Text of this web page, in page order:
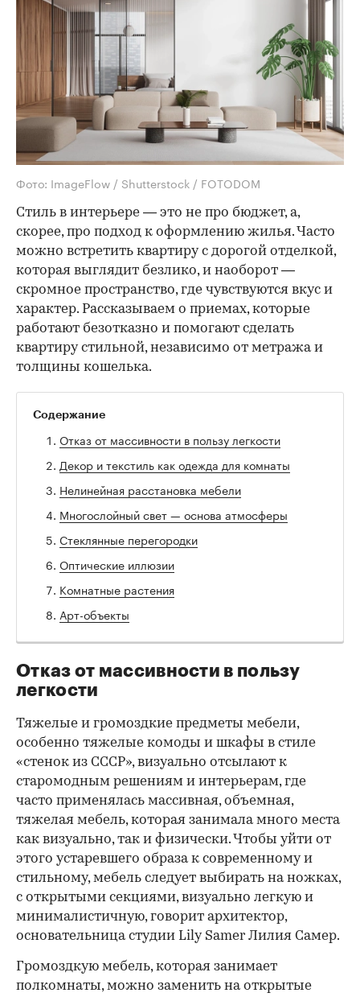
Фото: ImageFlow / Shutterstock / FOTODOM
Стиль в интерьере — это не про бюджет, а,
скорее, про подход к оформлению жилья. Часто
можно встретить квартиру с дорогой отделкой,
которая выглядит безлико, и наоборот —
скромное пространство, где чувствуются вкус и
характер. Рассказываем о приемах, которые
работают безотказно и помогают сделать
квартиру стильной, независимо от метража и
толщины кошелька.
Содержание
Отказ от массивности в пользу легкости
Декор и текстиль как одежда для комнаты
Нелинейная расстановка мебели
Многослойный свет — основа атмосферы
Стеклянные перегородки
Оптические иллюзии
Комнатные растения
Арт-объекты
Отказ от массивности в пользу
легкости
Тяжелые и громоздкие предметы мебели,
особенно тяжелые комоды и шкафы в стиле
«стенок из СССР», визуально отсылают к
старомодным решениям и интерьерам, где
часто применялась массивная, объемная,
тяжелая мебель, которая занимала много места
как визуально, так и физически. Чтобы уйти от
этого устаревшего образа к современному и
стильному, мебель следует выбирать на ножках,
с открытыми секциями, визуально легкую и
минималистичную, говорит архитектор,
основательница студии Lily Samer Лилия Самер.
Громоздкую мебель, которая занимает
полкомнаты, можно заменить на открытые